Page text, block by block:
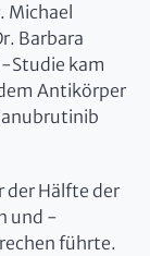
Barbara
Studie kam
Antikörper
der Hälfte der
und -
führte.